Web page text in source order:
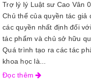
Trợ lý lý Luật sư Cao Vân
Chủ thể của quyền tác giả
các quyền nhất định đối
tác phẩm và chủ sở hữu
Quá trình tạo ra các tác
khoa học là...
Đọc thêm